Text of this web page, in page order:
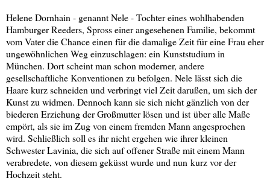
Helene Dornhain - genannt Nele - Tochter eines wohlhabenden
Hamburger Reeders, Spross einer angesehenen Familie, bekommt
vom Vater die Chance einen für die damalige Zeit für eine Frau eher
ungewöhnlichen Weg einzuschlagen: ein Kunststudium in
München. Dort scheint man schon moderner, andere
gesellschaftliche Konventionen zu befolgen. Nele lässt sich die
Haare kurz schneiden und verbringt viel Zeit darußen, um sich der
Kunst zu widmen. Dennoch kann sie sich nicht gänzlich von der
biederen Erziehung der Großmutter lösen und ist über alle Maße
empört, als sie im Zug von einem fremden Mann angesprochen
wird. Schließlich soll es ihr nicht ergehen wie ihrer kleinen
Schwester Lavinia, die sich auf offener Straße mit einem Mann
verabredete, von diesem geküsst wurde und nun kurz vor der
Hochzeit steht.